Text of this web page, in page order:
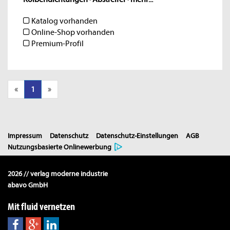
Katalog vorhanden
Online-Shop vorhanden
Premium-Profil
« 1 »
Impressum Datenschutz Datenschutz-Einstellungen
AGB
Nutzungsbasierte Onlinewerbung
2026 // verlag moderne industrie
abavo GmbH
Mit fluid vernetzen